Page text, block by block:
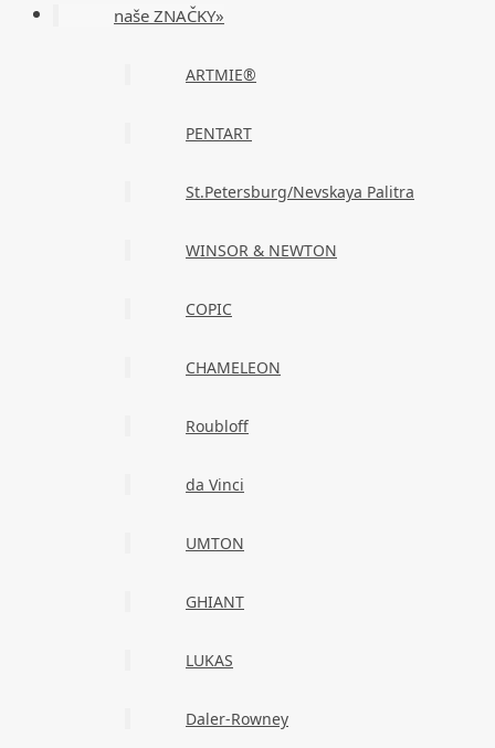
naše ZNAČKY»
ARTMIE®
PENTART
St.Petersburg/Nevskaya Palitra
WINSOR & NEWTON
COPIC
CHAMELEON
Roubloff
da Vinci
UMTON
GHIANT
LUKAS
Daler-Rowney